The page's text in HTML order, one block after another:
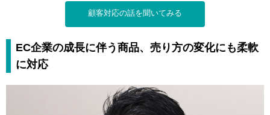
顧客対応の話を聞いてみる
EC企業の成長に伴う商品、売り方の変化にも柔軟
に対応